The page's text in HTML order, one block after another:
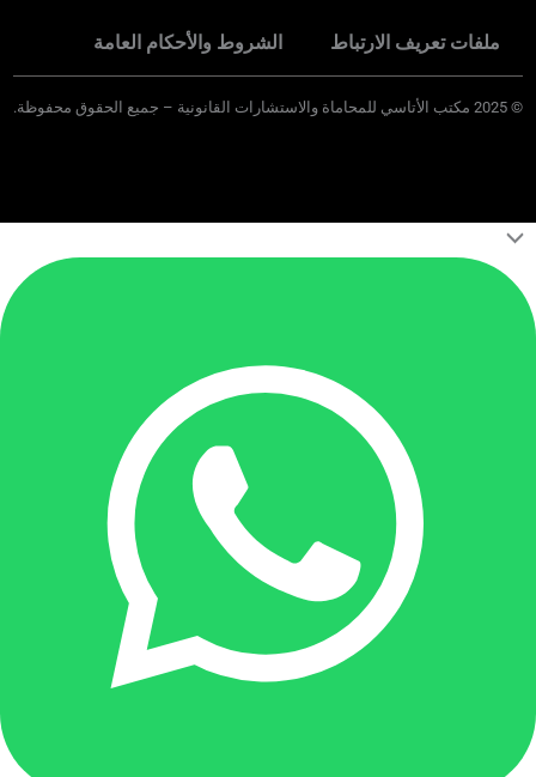
ملفات تعريف الارتباط الشروط والأحكام العامة
©
2025 مكتب الأتاسي للمحاماة والاستشارات القانونية – جميع الحقوق محفوظة.